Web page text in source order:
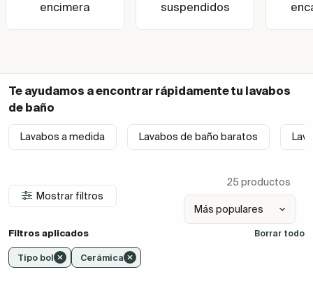
encimera
suspendidos
Te ayudamos a encontrar rápidamente tu lavabos
de baño
Lavabos a medida Lavabos de baño baratos
Mostrar filtros
25 productos
Filtros aplicados Borrar todo
Tipo bol Cerámica